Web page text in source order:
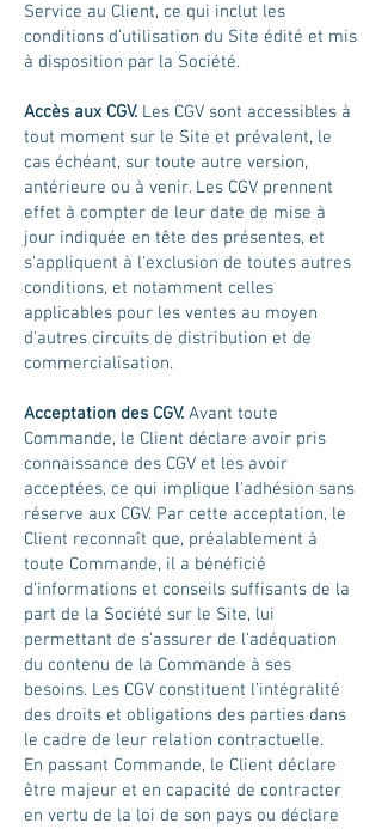
Service au Client, ce qui inclut les
conditions d’utilisation du Site édité et mis
à disposition par la Société.
Accès aux CGV. Les CGV sont accessibles à
tout moment sur le Site et prévalent, le
cas échéant, sur toute autre version,
antérieure ou à venir. Les CGV prennent
effet à compter de leur date de mise à
jour indiquée en tête des présentes, et
s'appliquent à l'exclusion de toutes autres
conditions, et notamment celles
applicables pour les ventes au moyen
d'autres circuits de distribution et de
commercialisation.
Acceptation des CGV. Avant toute
Commande, le Client déclare avoir pris
connaissance des CGV et les avoir
acceptées, ce qui implique l'adhésion sans
réserve aux CGV. Par cette acceptation, le
Client reconnaît que, préalablement à
toute Commande, il a bénéficié
d’informations et conseils suffisants de la
part de la Société sur le Site, lui
permettant de s’assurer de l’adéquation
du contenu de la Commande à ses
besoins. Les CGV constituent l’intégralité
des droits et obligations des parties dans
le cadre de leur relation contractuelle.
En passant Commande, le Client déclare
être majeur et en capacité de contracter
en vertu de la loi de son pays ou déclare